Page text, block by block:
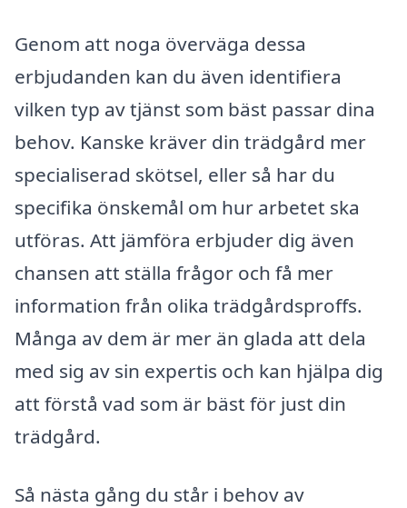
Genom att noga överväga dessa
erbjudanden kan du även identifiera
vilken typ av tjänst som bäst passar dina
behov. Kanske kräver din trädgård mer
specialiserad skötsel, eller så har du
specifika önskemål om hur arbetet ska
utföras. Att jämföra erbjuder dig även
chansen att ställa frågor och få mer
information från olika trädgårdsproffs.
Många av dem är mer än glada att dela
med sig av sin expertis och kan hjälpa dig
att förstå vad som är bäst för just din
trädgård.
Så nästa gång du står i behov av